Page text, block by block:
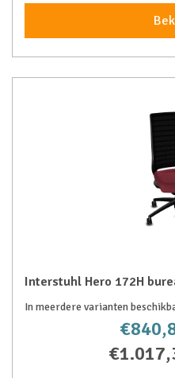
Interstuhl Hero 172H
In meerdere varianten